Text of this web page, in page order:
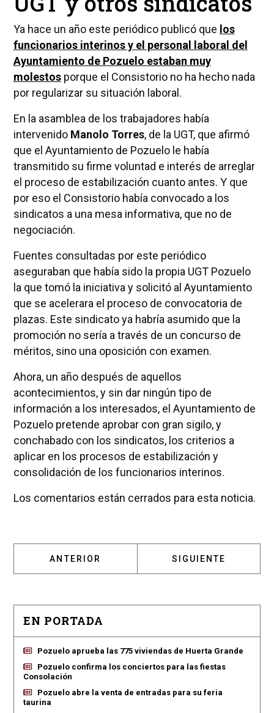
Ya hace un año este periódico publicó que los
funcionarios interinos y el personal laboral del
Ayuntamiento de Pozuelo estaban muy
molestosporque el Consistorio no ha hecho nada
por regularizar su situación laboral.
En la asamblea de los trabajadores había
intervenido Manolo Torres, de la UGT, que afirmó
que el Ayuntamiento de Pozuelo le había
transmitido su firme voluntad e interés de arreglar
el proceso de estabilización cuanto antes. Y que
por eso el Consistorio había convocado a los
sindicatos a una mesa informativa, que no de
negociación.
Fuentes consultadas por este periódico
aseguraban que había sido la propia UGT Pozuelo
la que tomó la iniciativa y solicitó al Ayuntamiento
que se acelerara el proceso de convocatoria de
plazas. Este sindicato ya habría asumido que la
promoción no sería a través de un concurso de
méritos, sino una oposición con examen.
Ahora, un año después de aquellos
acontecimientos, y sin dar ningún tipo de
información a los interesados, el Ayuntamiento de
Pozuelo pretende aprobar con gran sigilo, y
conchabado con los sindicatos, los criterios a
aplicar en los procesos de estabilización y
consolidación de los funcionarios interinos.
Los comentarios están cerrados para esta noticia.
ARTÍCULO ANTERIOR: VOX POZUELO
ANTERIOR ARTÍCULO
SIGUIENTE
EN PORTADA
Pozuelo aprueba las 775 viviendas de Huerta Grande
Pozuelo confirma los conciertos para las fiestas
Consolación
Pozuelo abre la venta de entradas para su feria
taurina